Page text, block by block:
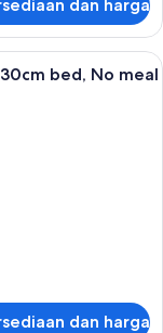
dan harga
kerja ramah
bed, No meal
dan harga